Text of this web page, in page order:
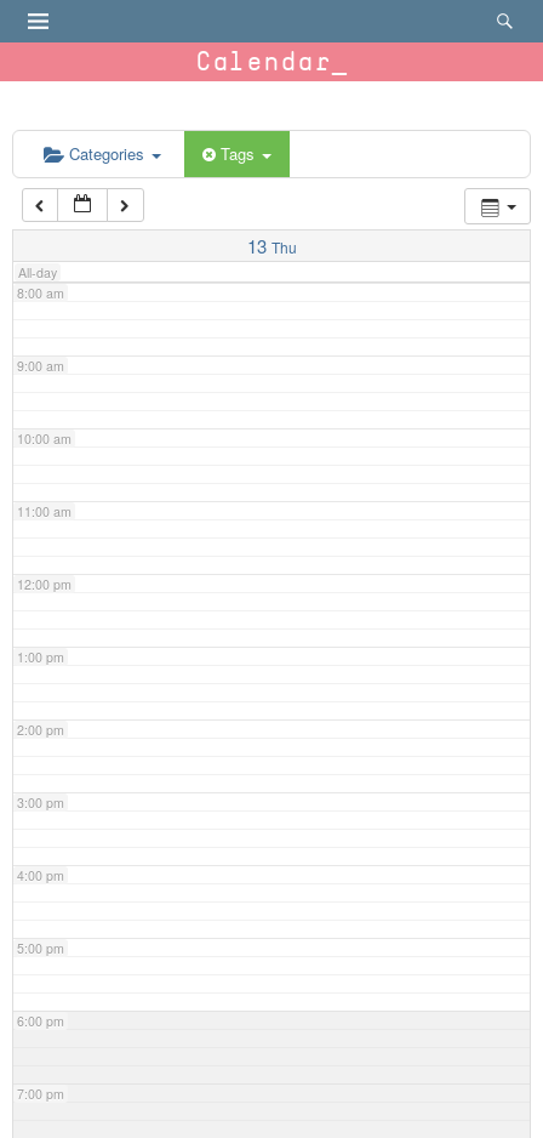
Calendar
Categories Tags
13 Thu
All-day
6:00 am
7:00 am
8:00 am
9:00 am
10:00 am
11:00 am
12:00 pm
1:00 pm
2:00 pm
3:00 pm
4:00 pm
5:00 pm
6:00 pm
7:00 pm